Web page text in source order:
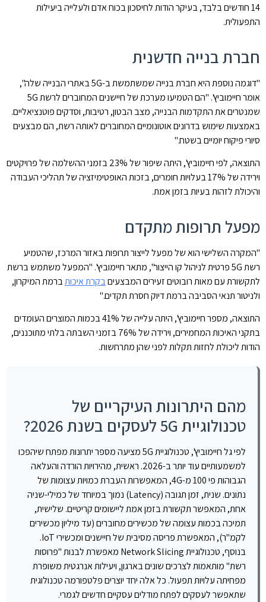
14 חודשים בלבד, בעיקר הודות לחיסכון בכוח אדם ולעלייה ביעילות
התפעולית.
חברת בנייה חדשנית
"דוגמה נוספת היא חברת בנייה שמשתמשת ב-5G באתרי הבנייה שלה",
אומר חיימוביץ'. "הם הטמיעו מערכת של חיישנים המחוברים לרשת 5G
שמנטרים את התקדמות הבנייה, מצב הבטון, רטיבות, וסדקים פוטנציאליים.
באמצעות שימוש בדרונים אוטונומיים המחוברים לאותה רשת, הם מבצעים
סיורי פיקוח יומיים בשטח."
התוצאה, לפי חיימוביץ', היתה שיפור של 23% בזמני ההשלמה של פרויקטים
וירידה של 17% בעלויות חומרים, בזכות האופטימיזציה של תהליכי העבודה
והיכולת לזהות בעיות בזמן אמת.
מפעל תרופות מתקדם
"המקרה השלישי הוא של מפעל לייצור תרופות באזור המרכז, שהטמיע
רשת 5G פרטית לניהול קו הייצור", מתאר חיימוביץ'. "המפעל משתמש ברשת
לתקשורת עם מאות רובוטים זעירים המבצעיםבקרת איכותברמת המיקרון,
ולניטור תנאי הסביבה ברמת דיוק חסרת תקדים."
התוצאה, מספר חיימוביץ', היתה עלייה של 41% בכמות המוצרים העומדים
בתקני האיכות המחמירים, וירידה של 76% בזמני השבתה בלתי מתוכננים,
הודות ליכולת לחזות תקלות לפני שהן מתרחשות.
מהם היתרונות העיקריים של
טכנולוגיית 5G לעסקים בשנת 2026?
לפי גל חיימוביץ', טכנולוגיית 5G מציעה מספר יתרונות מפתח שיהפכו
למשמעותיים עוד יותר ב-2026. ראשית, מהירויות הורדה והעלאה
הגבוהות פי 100 מ-4G, המאפשרות העברת כמויות עצומות של
נתונים. שנית, זמן תגובה (Latency) נמוך במיוחד של כמילי-שניה
אחת, המאפשר תקשורת בזמן אמת ליישומים קריטיים. שלישית,
תמיכה בכמות עצומה של מכשירים מחוברים (עד מיליון מכשירים
לקמ"ר), המאפשרת פריסה מסיבית של חיישנים ומכשירי IoT.
בנוסף, טכנולוגיית Network Slicing מאפשרת לבנות "פרוסות
רשת" מותאמות לצרכים שונים בארגון, ויעילות אנרגטית משופרת
מפחיתה עלויות תפעול. כל אלה יחד יוצרים פלטפורמה טכנולוגית
שתאפשר לעסקים לפתח מודלים עסקיים חדשים לגמרי.